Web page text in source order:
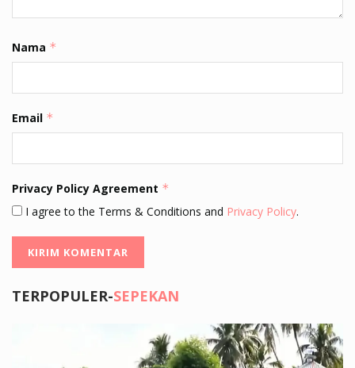
Nama *
Email *
Privacy Policy Agreement *
I agree to the Terms & Conditions and Privacy Policy.
TERPOPULER-SEPEKAN